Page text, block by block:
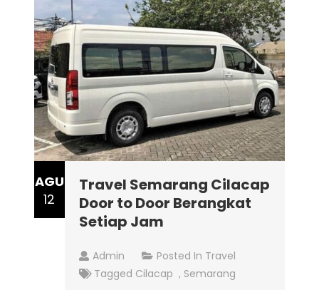
AGU
12
Travel Semarang Cilacap
Door to Door Berangkat
Setiap Jam
Admin Posted In Travel
Tagged Cilacap , Semarang